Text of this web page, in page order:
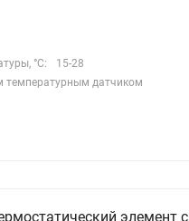
°С:
15-28
температурным датчиком
элемент с